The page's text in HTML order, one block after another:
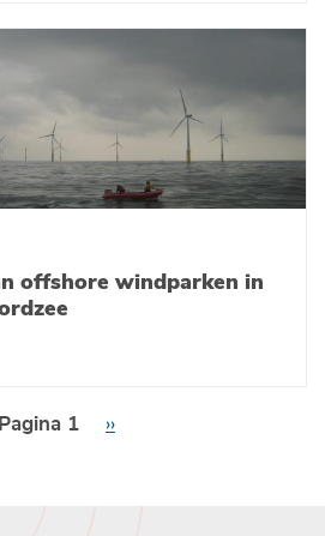
offshore windparken in
Pagina 1
Volgende
››